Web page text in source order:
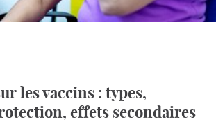
les vaccins : types,
effets secondaires